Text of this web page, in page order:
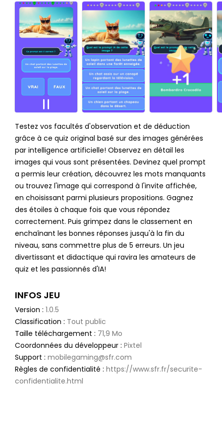
Testez vos facultés d'observation et de déduction
grâce à ce quiz original basé sur des images générées
par intelligence artificielle! Observez en détail les
images qui vous sont présentées. Devinez quel prompt
a permis leur création, découvrez les mots manquants
ou trouvez l'image qui correspond à l'invite affichée,
en choisissant parmi plusieurs propositions. Gagnez
des étoiles à chaque fois que vous répondez
correctement. Puis grimpez dans le classement en
enchaînant les bonnes réponses jusqu'à la fin du
niveau, sans commettre plus de 5 erreurs. Un jeu
divertissant et didactique qui ravira les amateurs de
quiz et les passionnés d'IA!
INFOS JEU
Version : 1.0.5
Classification : Tout public
Taille téléchargement : 71,9 Mo
Coordonnées du développeur : Pixtel
Support : mobilegaming@sfr.com
Règles de confidentialité : https://www.sfr.fr/securite-
confidentialite.html